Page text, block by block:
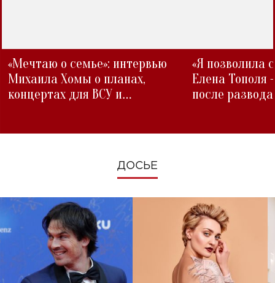
«Мечтаю о семье»: интервью
Михаила Хомы о планах,
концертах для ВСУ и
«Я позволила
Елена Тополя
после развода
ДОСЬЕ